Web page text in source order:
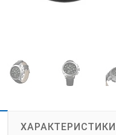
ХАРАКТЕРИСТИКИ